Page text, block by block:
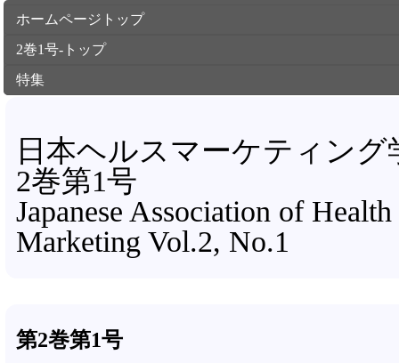
ホームページトップ
2巻1号-トップ
特集
日本ヘルスマーケティング
2巻第1号
Japanese Association of Health
Marketing Vol.2, No.1
第2巻第1号